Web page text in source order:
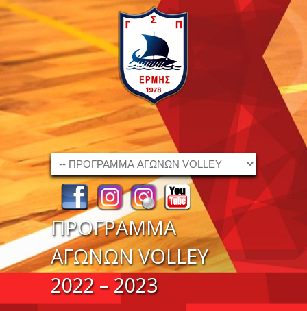
Navigation
ΠΡΟΓΡΑΜΜΑ
ΑΓΩΝΩΝ VOLLEY
2022 – 2023